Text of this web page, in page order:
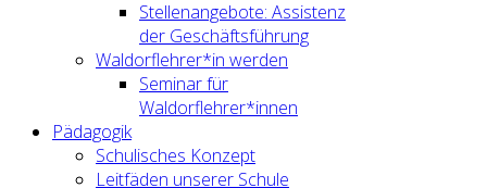
Stellenangebote: Assistenz
der Geschäftsführung
Waldorflehrer*in werden
Seminar für
Waldorflehrer*innen
Pädagogik
Schulisches Konzept
Leitfäden unserer Schule